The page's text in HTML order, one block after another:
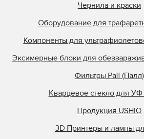
Чернила и краски
Оборудование для
Компоненты для
Эксимерные блоки для
Фильтры Pall (Палл)
Кварцевое стекло для
Продукция USHIO
3D Принтеры и лампы